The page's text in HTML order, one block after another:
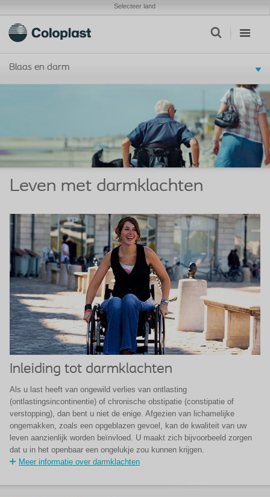
Selecteer land
Blaas en darm
Leven met darmklachten
Inleiding tot darmklachten
Als u last heeft van ongewild verlies van ontlasting
(ontlastingsincontinentie) of chronische obstipatie (constipatie of
verstopping), dan bent u niet de enige. Afgezien van lichamelijke
ongemakken, zoals een opgeblazen gevoel, kan de kwaliteit van uw
leven aanzienlijk worden beïnvloed. U maakt zich bijvoorbeeld zorgen
dat u in het openbaar een ongelukje zou kunnen krijgen.
Meer informatie over darmklachten